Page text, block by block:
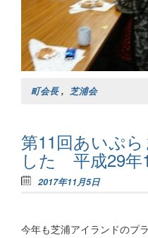
町会長 , 芝浦会
第11回あいぷ
した 平成29年
2017年11月5日
今年も芝浦アイランドのプ